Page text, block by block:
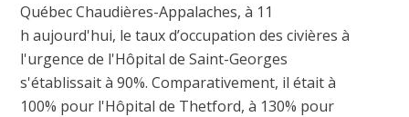
Québec Chaudières-Appalaches, à 11
h aujourd'hui, le taux d’occupation des civières à
l'urgence de l'Hôpital de Saint-Georges
s'établissait à 90%. Comparativement, il était à
100% pour l'Hôpital de Thetford, à 130% pour